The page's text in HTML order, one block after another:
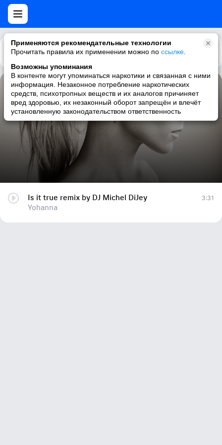
Применяются рекомендательные технологии
Прочитать правила их применении можно по ссылке
Возможны упоминания
В контенте могут упоминаться наркотики и связанная с ними
информация. Незаконное потребление наркотических
средств, психотропных веществ и их аналогов причиняет
вред здоровью, их незаконный оборот запрещён и влечёт
установленную законодательством ответственность
Каталог Рекомендации
Is it true remix by DJ Michel DiJey
Yohanna
Is it true remix by DJ Michel DiJey
Yohanna
3:31